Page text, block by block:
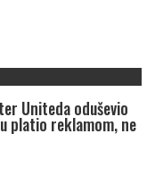
Uniteda oduševio
platio reklamom, ne